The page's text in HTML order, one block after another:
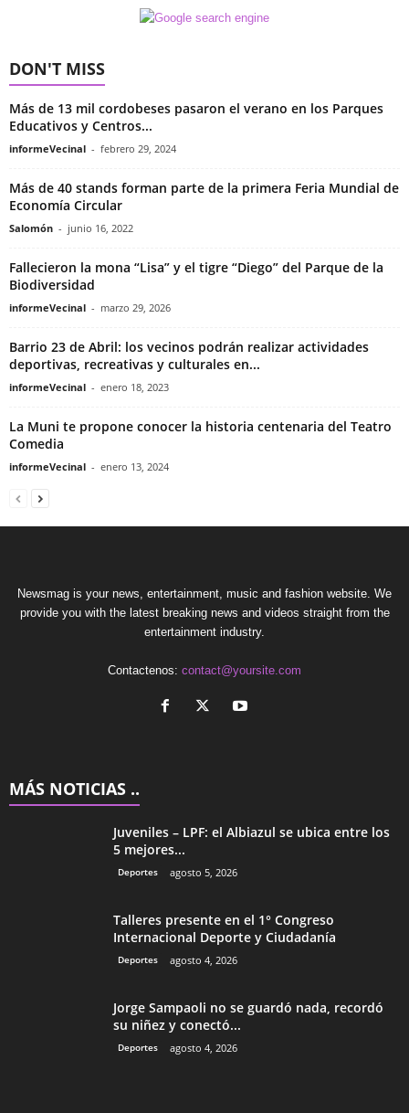
DON'T MISS
Más de 13 mil cordobeses pasaron el verano en los Parques
Educativos y Centros...
informeVecinal - febrero 29, 2024
Más de 40 stands forman parte de la primera Feria Mundial de
Economía Circular
Salomón - junio 16, 2022
Fallecieron la mona “Lisa” y el tigre “Diego” del Parque de la
Biodiversidad
informeVecinal - marzo 29, 2026
Barrio 23 de Abril: los vecinos podrán realizar actividades
deportivas, recreativas y culturales en...
informeVecinal - enero 18, 2023
La Muni te propone conocer la historia centenaria del Teatro
Comedia
informeVecinal - enero 13, 2024
Newsmag is your news, entertainment, music and fashion website. We
provide you with the latest breaking news and videos straight from the
entertainment industry.
Contactenos: contact@yoursite.com
MÁS NOTICIAS ..
Juveniles – LPF: el Albiazul se ubica entre los
5 mejores...
Deportes agosto 5, 2026
Talleres presente en el 1° Congreso
Internacional Deporte y Ciudadanía
Deportes agosto 4, 2026
Jorge Sampaoli no se guardó nada, recordó
su niñez y conectó...
Deportes agosto 4, 2026